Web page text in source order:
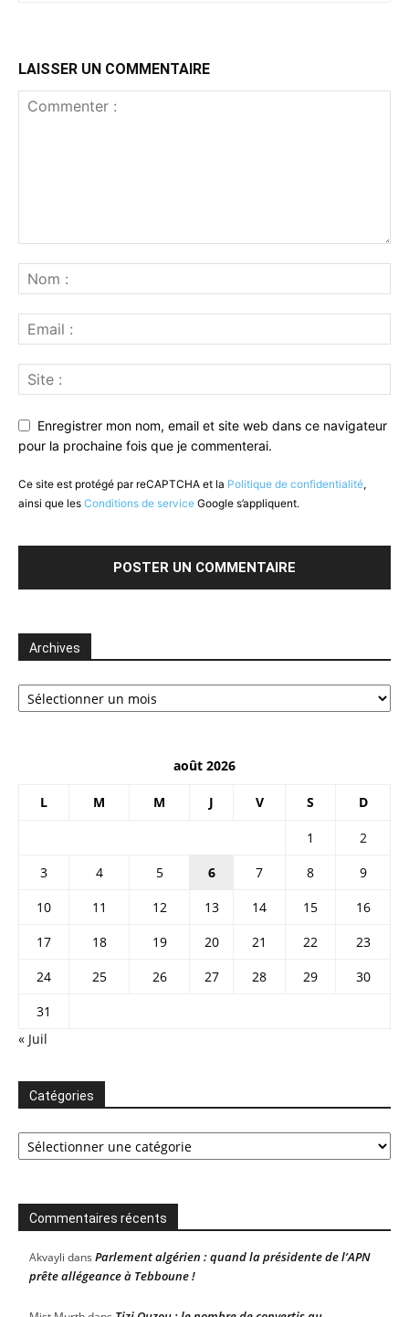
LAISSER UN COMMENTAIRE
Enregistrer mon nom, email et site web dans ce navigateur
pour la prochaine fois que je commenterai.
Ce site est protégé par reCAPTCHA et la Politique de confidentialité,
ainsi que les Conditions de service Google s’appliquent.
Archives
Archives
août 2026
L M M J V S D
1
2
3
4 5 6 7 8
9
10
11 12 13 14 15
16
17
18 19 20 21 22
23
24
25 26 27 28 29
30
31
« Juil
Catégories
Catégories
Commentaires récents
Akvayli dans Parlement algérien : quand la présidente de l’APN
prête allégeance à Tebboune !